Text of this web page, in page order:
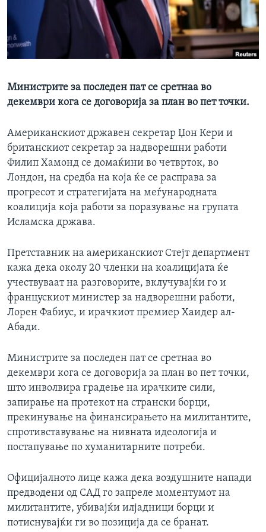
ИНТЕРВЈУА
Јазици
Министрите за последен пат се сретнаа во
декември кога се договорија за план во пет точки.
Американскиот државен секретар Џон Кери и
британскиот секретар за надворешни работи
Филип Хамонд се домаќини во четврток, во
Лондон, на средба на која ќе се расправа за
прогресот и стратегијата на меѓународната
коалиција која работи за поразување на групата
Исламска држава.
Претставник на американскиот Стејт департмент
кажа дека околу 20 членки на коалицијата ќе
учествуваат на разговорите, вклучувајќи го и
францускиот министер за надворешни работи,
Лорен Фабиус, и ирачкиот премиер Хаидер ал-
Абади.
Министрите за последен пат се сретнаа во
декември кога се договорија за план во пет точки,
што инволвира градење на ирачките сили,
запирање на протекот на странски борци,
прекинување на финансирањето на милитантите,
спротивставување на нивната идеологија и
постапување по хуманитарните потреби.
Официјалното лице кажа дека воздушните напади
предводени од САД го запреле моментумот на
милитантите, убивајќи илјадници борци и
потиснувајќи ги во позиција да се бранат.